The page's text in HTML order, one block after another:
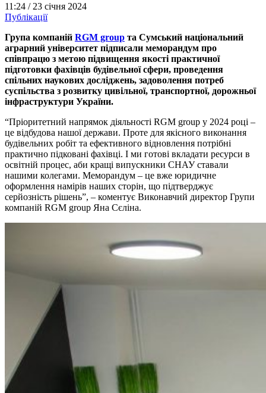
11:24 / 23 січня 2024
Публікації
Група компаній RGM group та Сумський національний
аграрний університет підписали меморандум про
співпрацю з метою підвищення якості практичної
підготовки фахівців будівельної сфери, проведення
спільних наукових досліджень, задоволення потреб
суспільства з розвитку цивільної, транспортної, дорожньої
інфраструктури України.
“Пріоритетний напрямок діяльності RGM group у 2024 році –
це відбудова нашої держави. Проте для якісного виконання
будівельних робіт та ефективного відновлення потрібні
практично підковані фахівці. І ми готові вкладати ресурси в
освітній процес, аби кращі випускники СНАУ ставали
нашими колегами. Меморандум – це вже юридичне
оформлення намірів наших сторін, що підтверджує
серйозність рішень”, – коментує Виконавчий директор Групи
компаній RGM group Яна Сєліна.